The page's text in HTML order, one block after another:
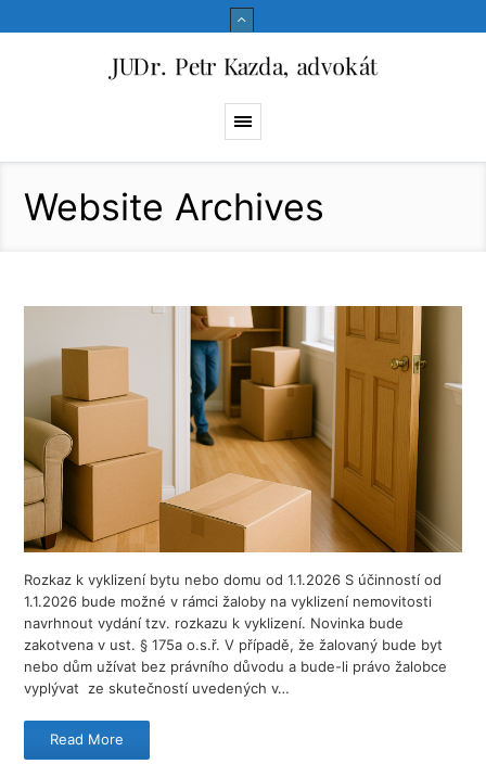
Website Archives
Rozkaz k vyklizení bytu nebo domu od 1.1.2026 S účinností od
1.1.2026 bude možné v rámci žaloby na vyklizení nemovitosti
navrhnout vydání tzv. rozkazu k vyklizení. Novinka bude
zakotvena v ust. § 175a o.s.ř. V případě, že žalovaný bude byt
nebo dům užívat bez právního důvodu a bude-li právo žalobce
vyplývat ze skutečností uvedených v…
Read More